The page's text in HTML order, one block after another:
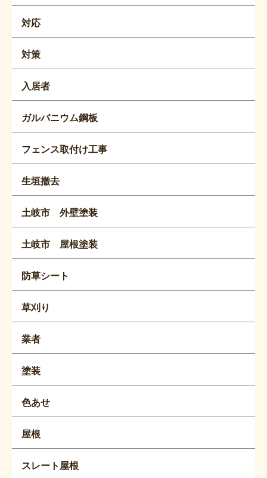
対応
対策
入居者
ガルバニウム鋼板
フェンス取付け工事
生垣撤去
土岐市 外壁塗装
土岐市 屋根塗装
防草シート
草刈り
業者
塗装
色あせ
屋根
スレート屋根